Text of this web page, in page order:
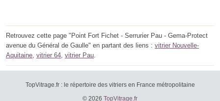
Retrouvez cette page "Point Fort Fichet - Serrurier Pau - Gema-Protect
avenue du Général de Gaulle" en partant des liens : vitrier Nouvelle-
Aquitaine vitrier 64 vitrier Pau
TopVitrage.fr : le répertoire des vitriers en France métropolitaine
© 2026 TopVitrage.fr